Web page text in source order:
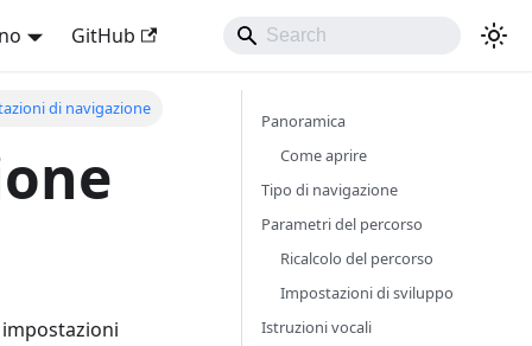
GitHub
di navigazione
Panoramica
Come aprire
Tipo di navigazione
Parametri del percorso
Ricalcolo del percorso
Impostazioni di sviluppo
Istruzioni vocali